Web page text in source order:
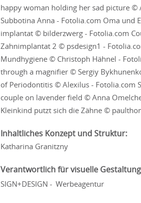
happy woman holding her sad picture
Subbotina Anna - Fotolia.com Oma und
implantat © bilderzwerg - Fotolia.com
Zahnimplantat 2 © psdesign1 -
Mundhygiene © Christoph Hähnel -
through a magnifier © Sergiy
of Periodontitis © Alexilus - Fotolia.com
couple on lavender field © Anna
Kleinkind putzt sich die Zähne ©
Inhaltliches Konzept und Struktur:
Katharina Granitzny
Verantwortlich für visuelle
SIGN+DESIGN - Werbeagentur